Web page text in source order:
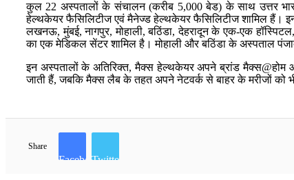
कुल 22 अस्पतालों के संचालन (करीब 5,000 बेड) के साथ उत्तर
हेल्थकेयर फैसिलिटीज एवं मैनेज्ड हेल्थकेयर फैसिलिटीज शामिल हैं। इनमें
लखनऊ, मुंबई, नागपुर, मोहाली, बठिंडा, देहरादून के एक-एक
का एक मेडिकल सेंटर शामिल है। मोहाली और बठिंडा के अस्पताल
इन अस्पतालों के अतिरिक्त, मैक्स हेल्थकेयर अपने ब्रांड
जाती हैं, जबकि मैक्स लैब के तहत अपने नेटवर्क से बाहर के मरीजों को भी
Share
FacebookTwitter